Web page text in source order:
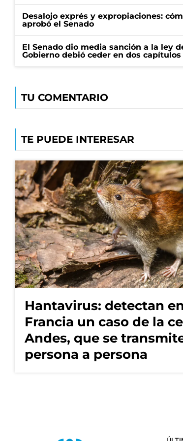
Desalojo exprés y expropiaciones:
aprobó el Senado
El Senado dio media sanción a la ley
Gobierno debió ceder en dos capítulos
TU COMENTARIO
TE PUEDE INTERESAR
Hantavirus: detectan
Francia un caso de la
Andes, que se
persona a persona